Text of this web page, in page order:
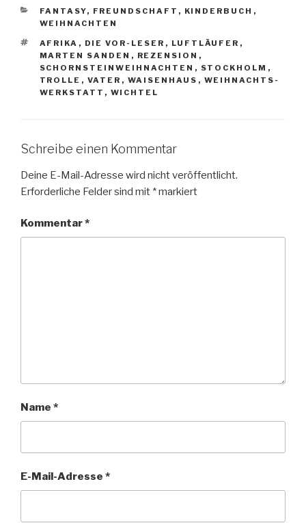
KATEGORIEN
FANTASY, FREUNDSCHAFT , KINDERBUCH ,
WEIHNACHTEN
SCHLAGWÖRTER
AFRIKA , DIE VOR-LESER , LUFTLÄUFER ,
MARTEN SANDEN , REZENSION ,
SCHORNSTEINWEIHNACHTEN , STOCKHOLM ,
TROLLE , VATER , WAISENHAUS , WEIHNACHTS-
WERKSTATT , WICHTEL
Schreibe einen Kommentar
Deine E-Mail-Adresse wird nicht veröffentlicht.
Erforderliche Felder sind mit *markiert
Kommentar*
Name *
E-Mail-Adresse *